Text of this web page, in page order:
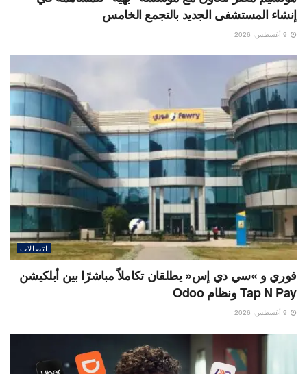
إنشاء المستشفى الجديد بالتجمع الخامس
اتصالات
فوري و »سي دي إس« يطلقان تكاملاً مباشرًا بين أبلكيشن
Tap N Pay ونظام Odoo